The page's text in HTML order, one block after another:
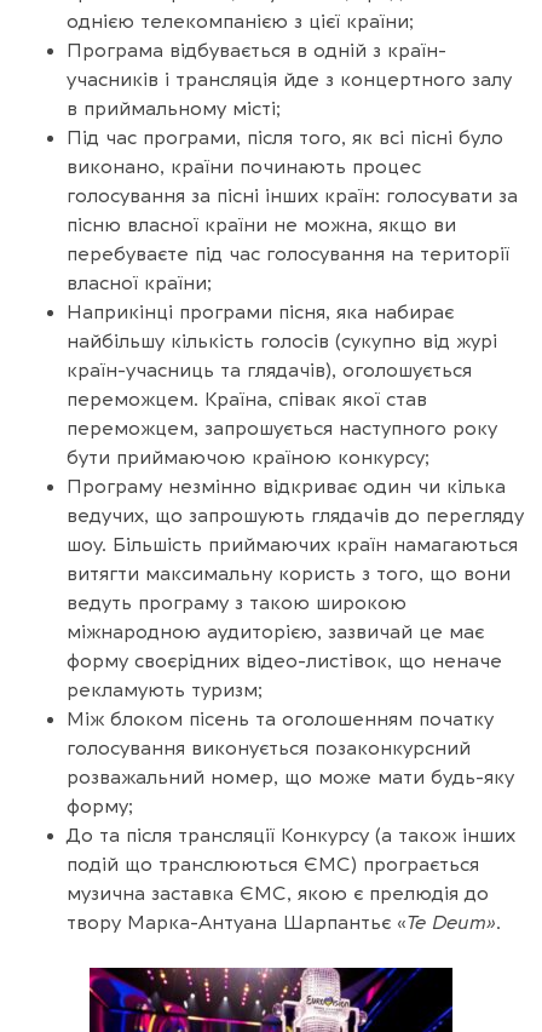
однією телекомпанією з цієї країни;
Програма відбувається в одній з країн-
учасників і трансляція йде з концертного залу
в приймальному місті;
Під час програми, після того, як всі пісні було
виконано, країни починають процес
голосування за пісні інших країн: голосувати за
пісню власної країни не можна, якщо ви
перебуваєте під час голосування на території
власної країни;
Наприкінці програми пісня, яка набирає
найбільшу кількість голосів (сукупно від журі
країн-учасниць та глядачів), оголошується
переможцем. Країна, співак якої став
переможцем, запрошується наступного року
бути приймаючою країною конкурсу;
Програму незмінно відкриває один чи кілька
ведучих, що запрошують глядачів до перегляду
шоу. Більшість приймаючих країн намагаються
витягти максимальну користь з того, що вони
ведуть програму з такою широкою
міжнародною аудиторією, зазвичай це має
форму своєрідних відео-листівок, що неначе
рекламують туризм;
Між блоком пісень та оголошенням початку
голосування виконується позаконкурсний
розважальний номер, що може мати будь-яку
форму;
До та після трансляції Конкурсу (а також інших
подій що транслюються ЄМС) програється
музична заставка ЄМС, якою є прелюдія до
твору Марка-Антуана Шарпантьє «Te Deum».